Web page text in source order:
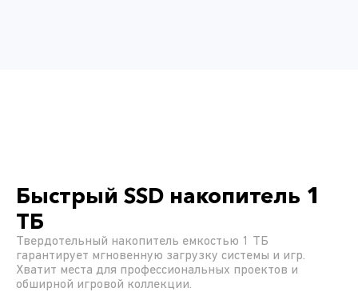
Быстрый SSD накопитель 1
ТБ
Твердотельный накопитель емкостью 1 ТБ
гарантирует мгновенную загрузку системы и игр.
Хватит места для профессиональных проектов и
обширной игровой коллекции.